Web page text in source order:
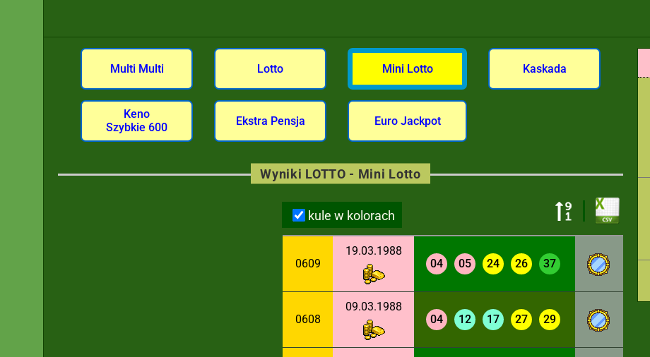
Multi Multi Lotto Mini Lotto Kaskada
Keno
Szybkie 600
Ekstra Pensja Euro Jackpot
kule w kolorach
Wyniki LOTTO - Mini Lotto
0609
19.03.1988
04
05 24 26 37
0608
09.03.1988
04
12 17 27 29